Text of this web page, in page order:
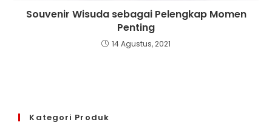
Souvenir Wisuda sebagai Pelengkap Momen
Penting
14 Agustus, 2021
Kategori Produk